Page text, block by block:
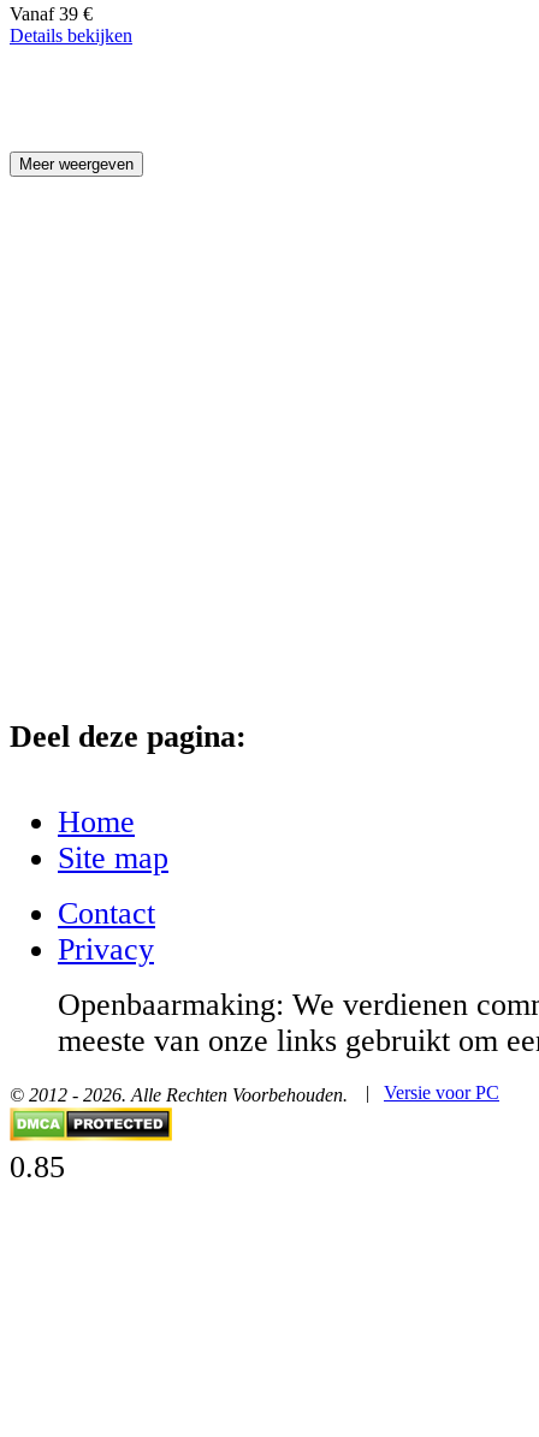
Prijs
vanaf
Vanaf 39 €
Details bekijken
Meer weergeven
Deel deze pagina:
Home
Site map
Contact
Privacy
Openbaarmaking: We verdienen
meeste van onze links gebruikt om
© 2012 - 2026. Alle Rechten Voorbehouden. | Versie voor PC
0.85